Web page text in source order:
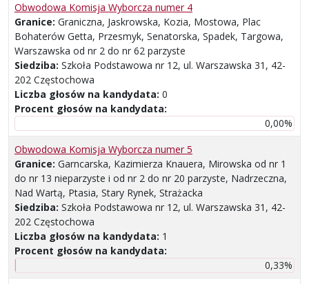
Obwodowa Komisja Wyborcza numer 4
Granice: Graniczna, Jaskrowska, Kozia, Mostowa, Plac
Bohaterów Getta, Przesmyk, Senatorska, Spadek, Targowa,
Warszawska od nr 2 do nr 62 parzyste
Siedziba: Szkoła Podstawowa nr 12, ul. Warszawska 31, 42-
202 Częstochowa
Liczba głosów na kandydata: 0
Procent głosów na kandydata:
0,00%
Obwodowa Komisja Wyborcza numer 5
Granice: Garncarska, Kazimierza Knauera, Mirowska od nr 1
do nr 13 nieparzyste i od nr 2 do nr 20 parzyste, Nadrzeczna,
Nad Wartą, Ptasia, Stary Rynek, Strażacka
Siedziba: Szkoła Podstawowa nr 12, ul. Warszawska 31, 42-
202 Częstochowa
Liczba głosów na kandydata: 1
Procent głosów na kandydata:
0,33%